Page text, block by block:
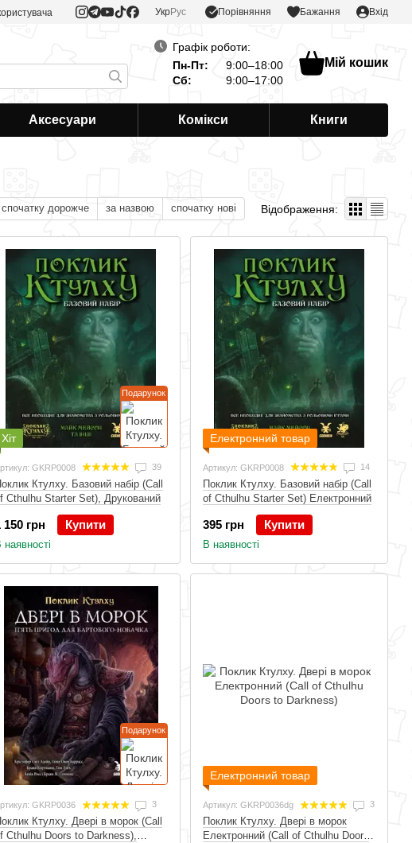
УкрРус Порівняння Бажання Вхід
Графік роботи:
Пн-Пт:
9:00–18:00
Сб:
9:00–17:00
Мій кошик
Аксесуари Комікси Книги
спочатку дорожче за назвою спочатку нові Відображення:
Подарунок
Хіт
GKRP0008 39
Ктулху. Базовий набір (Call
Cthulhu Starter Set), Друкований
150 грн Купити
наявності
Електронний товар
Артикул: GKRP0008 14
Поклик Ктулху. Базовий набір (Call
of Cthulhu Starter Set) Електронний
395 грн Купити
В наявності
Подарунок
GKRP0036 3
Ктулху. Двері в морок (Call
Cthulhu Doors to Darkness),
Електронний товар
Артикул: GKRP0036dg 3
Поклик Ктулху. Двері в морок
Електронний (Call of Cthulhu Doors